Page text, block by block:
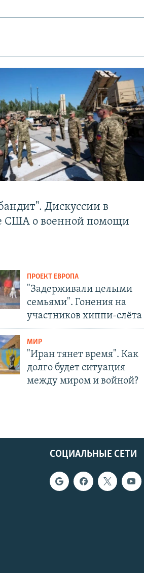
Дискуссии в
США о военной помощи
ПРОЕКТ ЕВРОПА
"Задерживали целыми
семьями". Гонения на
участников хиппи-слёта
МИР
"Иран тянет время". Как
долго будет ситуация
между миром и войной?
СОЦИАЛЬНЫЕ СЕТИ